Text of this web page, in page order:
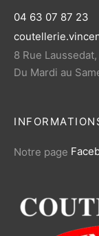
04 63 07 87 23
8 Rue
Du Mardi au
Notre page